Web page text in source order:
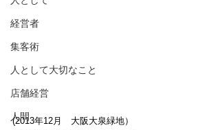
経営者
集客術
人として大切なこと
店舗経営
人間
(2013年12月　大阪大泉緑地）